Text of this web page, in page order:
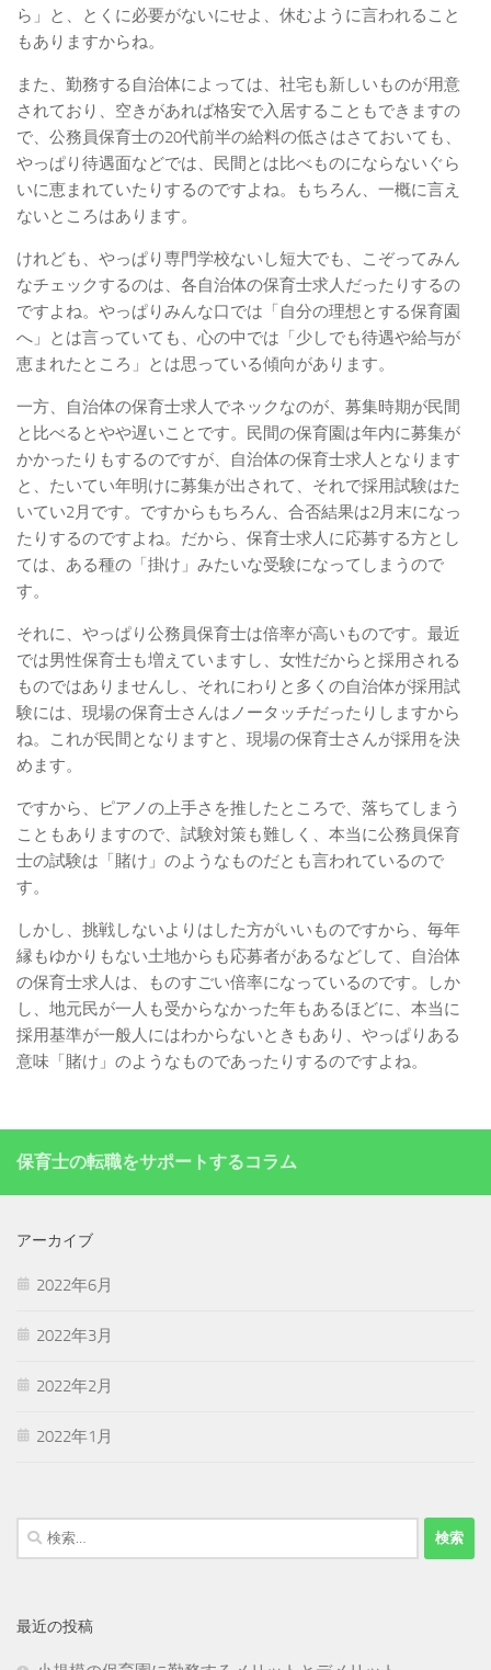
ら」と、とくに必要がないにせよ、休むように言われること
もありますからね。
また、勤務する自治体によっては、社宅も新しいものが用意
されており、空きがあれば格安で入居することもできますの
で、公務員保育士の20代前半の給料の低さはさておいても、
やっぱり待遇面などでは、民間とは比べものにならないぐら
いに恵まれていたりするのですよね。もちろん、一概に言え
ないところはあります。
けれども、やっぱり専門学校ないし短大でも、こぞってみん
なチェックするのは、各自治体の保育士求人だったりするの
ですよね。やっぱりみんな口では「自分の理想とする保育園
へ」とは言っていても、心の中では「少しでも待遇や給与が
恵まれたところ」とは思っている傾向があります。
一方、自治体の保育士求人でネックなのが、募集時期が民間
と比べるとやや遅いことです。民間の保育園は年内に募集が
かかったりもするのですが、自治体の保育士求人となります
と、たいてい年明けに募集が出されて、それで採用試験はた
いてい2月です。ですからもちろん、合否結果は2月末になっ
たりするのですよね。だから、保育士求人に応募する方とし
ては、ある種の「掛け」みたいな受験になってしまうので
す。
それに、やっぱり公務員保育士は倍率が高いものです。最近
では男性保育士も増えていますし、女性だからと採用される
ものではありませんし、それにわりと多くの自治体が採用試
験には、現場の保育士さんはノータッチだったりしますから
ね。これが民間となりますと、現場の保育士さんが採用を決
めます。
ですから、ピアノの上手さを推したところで、落ちてしまう
こともありますので、試験対策も難しく、本当に公務員保育
士の試験は「賭け」のようなものだとも言われているので
す。
しかし、挑戦しないよりはした方がいいものですから、毎年
縁もゆかりもない土地からも応募者があるなどして、自治体
の保育士求人は、ものすごい倍率になっているのです。しか
し、地元民が一人も受からなかった年もあるほどに、本当に
採用基準が一般人にはわからないときもあり、やっぱりある
意味「賭け」のようなものであったりするのですよね。
保育士の転職をサポートするコラム
アーカイブ
2022年6月
2022年3月
2022年2月
2022年1月
検
索:
最近の投稿